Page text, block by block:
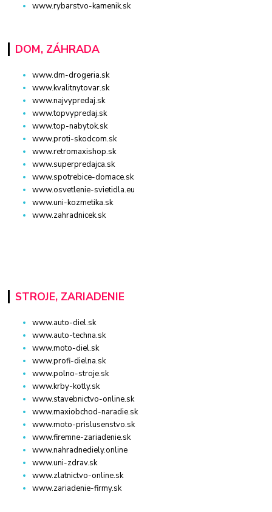
www.rybarstvo-kamenik.sk
DOM, ZÁHRADA
www.dm-drogeria.sk
www.kvalitnytovar.sk
www.najvypredaj.sk
www.topvypredaj.sk
www.top-nabytok.sk
www.proti-skodcom.sk
www.retromaxishop.sk
www.superpredajca.sk
www.spotrebice-domace.sk
www.osvetlenie-svietidla.eu
www.uni-kozmetika.sk
www.zahradnicek.sk
STROJE, ZARIADENIE
www.auto-diel.sk
www.auto-techna.sk
www.moto-diel.sk
www.profi-dielna.sk
www.polno-stroje.sk
www.krby-kotly.sk
www.stavebnictvo-online.sk
www.maxiobchod-naradie.sk
www.moto-prislusenstvo.sk
www.firemne-zariadenie.sk
www.nahradnediely.online
www.uni-zdrav.sk
www.zlatnictvo-online.sk
www.zariadenie-firmy.sk